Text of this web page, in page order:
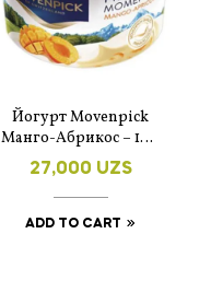
Йогурт Movenpick
Манго-Абрикос – 100
гр.
27,000 UZS
ADD TO CART